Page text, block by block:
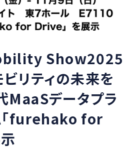
Show2025
リティの未来を
MaaSデータプラ
「furehako for